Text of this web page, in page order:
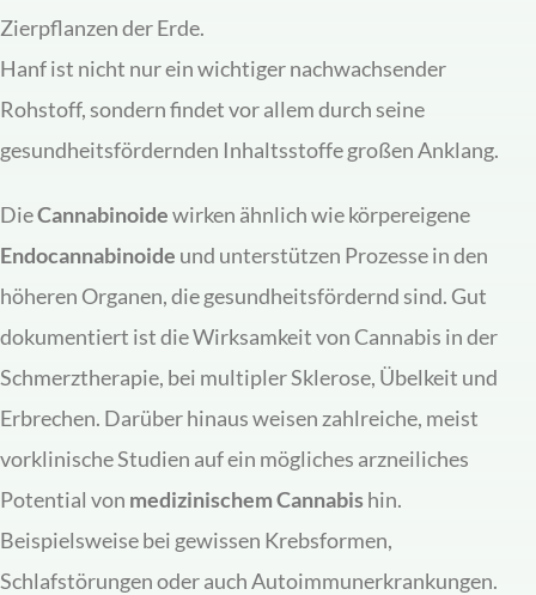
Zierpflanzen der Erde.
Hanf ist nicht nur ein wichtiger nachwachsender
Rohstoff, sondern findet vor allem durch seine
gesundheitsfördernden Inhaltsstoffe großen Anklang.
DieCannabinoidewirken ähnlich wie körpereigene
Endocannabinoide und unterstützen Prozesse in den
höheren Organen, die gesundheitsfördernd sind. Gut
dokumentiert ist die Wirksamkeit von Cannabis in der
Schmerztherapie, bei multipler Sklerose, Übelkeit und
Erbrechen. Darüber hinaus weisen zahlreiche, meist
vorklinische Studien auf ein mögliches arzneiliches
Potential von medizinischem Cannabishin.
Beispielsweise bei gewissen Krebsformen,
Schlafstörungen oder auch Autoimmunerkrankungen.